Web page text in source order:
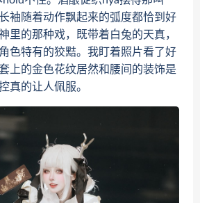
袖随着动作飘起来的弧度都恰到好
里的那种戏，既带着白兔的天真，
色特有的狡黠。我盯着照片看了好
上的金色花纹居然和腰间的装饰是
真的让人佩服。